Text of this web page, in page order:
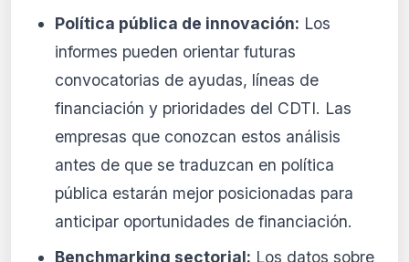
Política pública de innovación: Los
informes pueden orientar futuras
convocatorias de ayudas, líneas de
financiación y prioridades del CDTI. Las
empresas que conozcan estos análisis
antes de que se traduzcan en política
pública estarán mejor posicionadas para
anticipar oportunidades de financiación.
Benchmarking sectorial: Los datos sobre